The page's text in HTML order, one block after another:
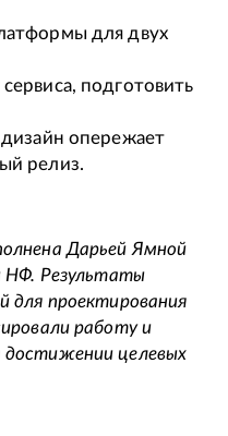
для двух
подготовить
опережает
релиз.
Дарьей Ямной
НФ. Результаты
для проектирования
работу и
достижении целевых